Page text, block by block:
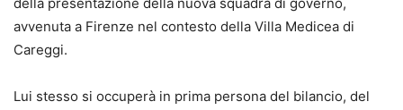
avvenuta a Firenze nel contesto della Villa Medicea di
Careggi.
Lui stesso si occuperà in prima persona del bilancio, del